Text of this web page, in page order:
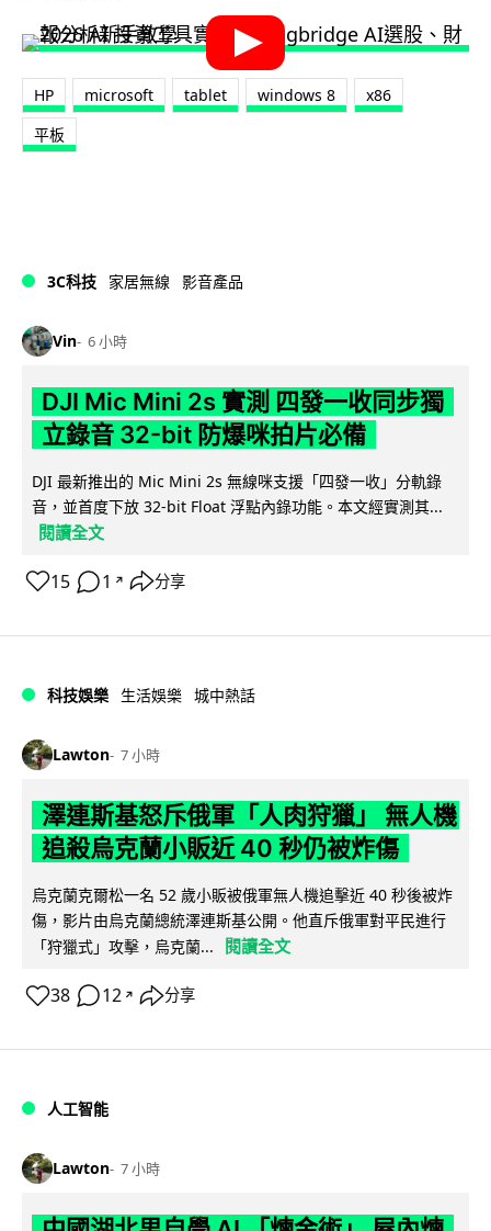
HP microsoft tablet windows 8
x86
平板
3C科技 家居無線 影音產品
Vin 6 小時
DJI Mic Mini 2s 實測 四發一收同步獨
立錄音 32-bit 防爆咪拍片必備
DJI 最新推出的 Mic Mini 2s 無線咪支援「四發一收」分軌錄
音，並首度下放 32-bit Float 浮點內錄功能。本文經實測其...
閱讀全文
15 1 ↗ 分享
科技娛樂 生活娛樂 城中熱話
Lawton 7 小時
澤連斯基怒斥俄軍「人肉狩獵」 無人機
追殺烏克蘭小販近 40 秒仍被炸傷
烏克蘭克爾松一名 52 歲小販被俄軍無人機追擊近 40 秒後被炸
傷，影片由烏克蘭總統澤連斯基公開。他直斥俄軍對平民進行
「狩獵式」攻擊，烏克蘭...
閱讀全文
38 12 ↗ 分享
人工智能
Lawton 7 小時